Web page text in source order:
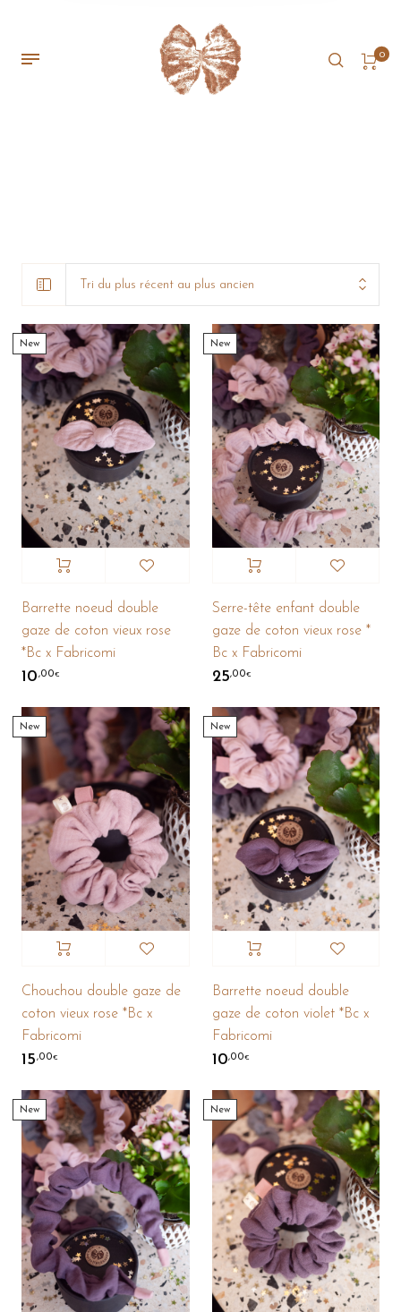
0
Tri du plus récent au plus ancien
New
Barrette noeud double
gaze de coton vieux rose
*Bc x Fabricomi
10,00€
New
Serre-tête enfant double
gaze de coton vieux rose *
Bc x Fabricomi
25,00€
New
Chouchou double gaze de
coton vieux rose *Bc x
Fabricomi
15,00€
New
Barrette noeud double
gaze de coton violet *Bc x
Fabricomi
10,00€
New New